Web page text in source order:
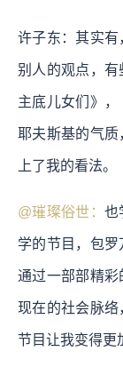
许子东：其实有
别人的观点，
主底儿女们》
耶夫斯基的气质
上了我的看法。
@璀璨俗世： 也
学的节目，包罗
通过一部部精彩
现在的社会脉
节目让我变得更